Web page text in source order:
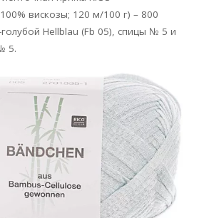
вискозы; 120 м/100 г) – 800
Hellblau (Fb 05), спицы № 5 и
5.